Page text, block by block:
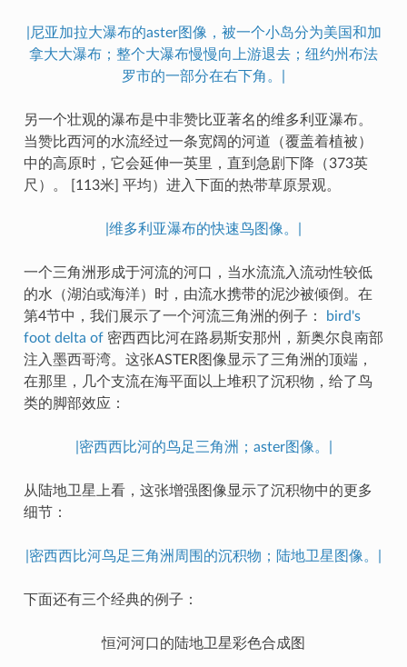
|尼亚加拉大瀑布的aster图像，被一个小岛分为美国和加
拿大大瀑布；整个大瀑布慢慢向上游退去；纽约州布法
罗市的一部分在右下角。|
另一个壮观的瀑布是中非赞比亚著名的维多利亚瀑布。
当赞比西河的水流经过一条宽阔的河道（覆盖着植被）
中的高原时，它会延伸一英里，直到急剧下降（373英
尺）。 [113米] 平均）进入下面的热带草原景观。
|维多利亚瀑布的快速鸟图像。|
一个三角洲形成于河流的河口，当水流流入流动性较低
的水（湖泊或海洋）时，由流水携带的泥沙被倾倒。在
第4节中，我们展示了一个河流三角洲的例子：
bird's
foot delta of密西西比河在路易斯安那州，新奥尔良南部
注入墨西哥湾。这张ASTER图像显示了三角洲的顶端，
在那里，几个支流在海平面以上堆积了沉积物，给了鸟
类的脚部效应：
|密西西比河的鸟足三角洲；aster图像。|
从陆地卫星上看，这张增强图像显示了沉积物中的更多
细节：
|密西西比河鸟足三角洲周围的沉积物；陆地卫星图像。|
下面还有三个经典的例子：
恒河河口的陆地卫星彩色合成图